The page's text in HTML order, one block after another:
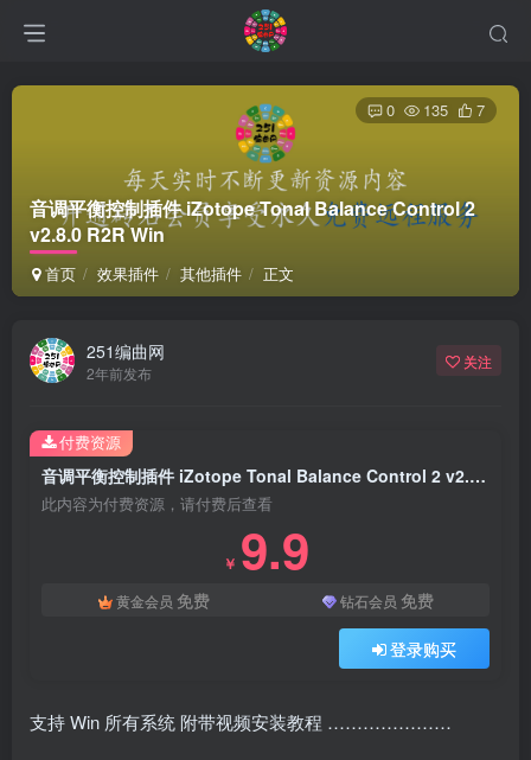
音调平衡控制插件 iZotope Tonal Balance Control 2
v2.8.0 R2R Win
首页 效果插件 其他插件 正文
0 135 7
251编曲网
2年前发布
关注
音调平衡控制插件 iZotope Tonal Balance Control 2 v2.8.0 R2R Win
此内容为付费资源，请付费后查看
￥ 9.9
黄金会员 免费 钻石会员 免费
登录购买
付费资源
支持 Win 所有系统 附带视频安装教程 …………………